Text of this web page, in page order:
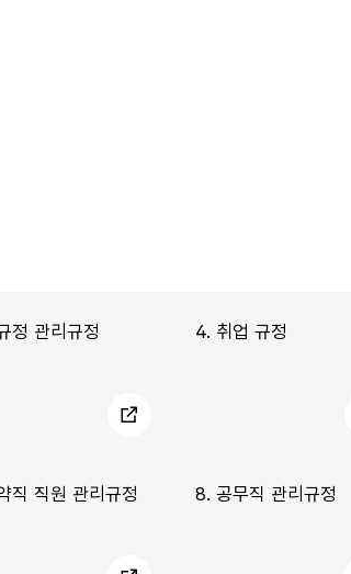
정 관리규정 4. 취업 규정
직 직원 관리규정 8. 공무직 관리규정